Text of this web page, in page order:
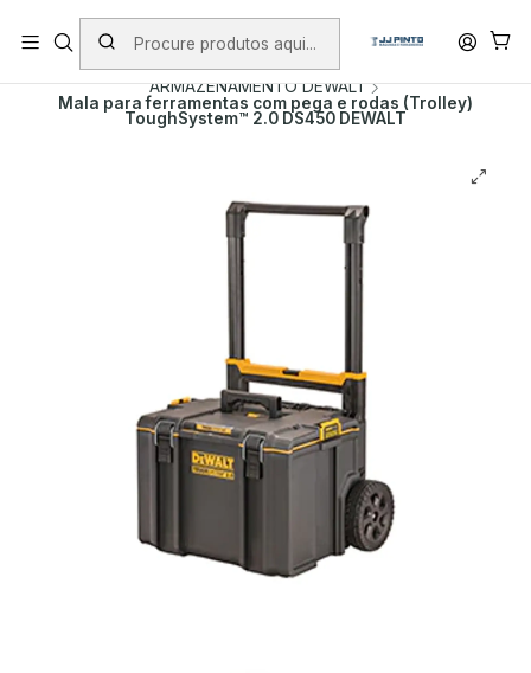
PORTES INCLUÍDOS EM ENCOMENDAS +75€ (excepto ilhas)
Início PRODUTOS
MALAS DE FERRAMENTA
ARMAZENAMENTO DEWALT
Mala para ferramentas com pega e rodas (Trolley)
ToughSystem™ 2.0 DS450 DEWALT